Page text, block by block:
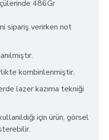
486Gr
sipariş verirken not
kombinlenmiştir.
lazer kazıma tekniği
için ürün, görsel